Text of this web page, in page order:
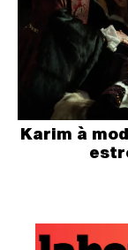
Karim à